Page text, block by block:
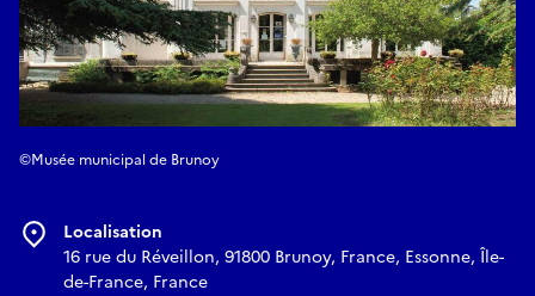
©Musée municipal de Brunoy
Localisation
16 rue du Réveillon, 91800 Brunoy, France, Essonne, Île-
de-France, France